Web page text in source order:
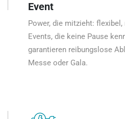
Event
Power, die mitzieht:
Events, die keine Pause
garantieren reibungslose
Messe oder Gala.